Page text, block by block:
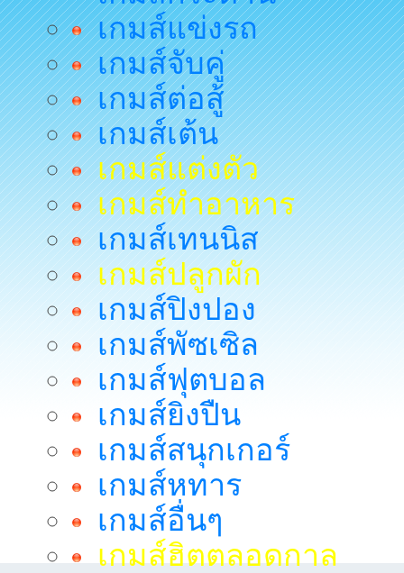
เกมส์แข่งรถ
เกมส์จับคู่
เกมส์ต่อสู้
เกมส์เต้น
เกมส์แต่งตัว
เกมส์ทำอาหาร
เกมส์เทนนิส
เกมส์ปลูกผัก
เกมส์ปิงปอง
เกมส์พัซเซิล
เกมส์ฟุตบอล
เกมส์ยิงปืน
เกมส์สนุกเกอร์
เกมส์หทาร
เกมส์อื่นๆ
เกมส์ฮิตตลอดกาล